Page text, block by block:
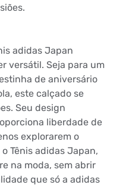
adidas Japan
versátil. Seja para um
de aniversário
este calçado se
Seu design
liberdade de
explorarem o
Tênis adidas Japan,
na moda, sem abrir
que só a adidas